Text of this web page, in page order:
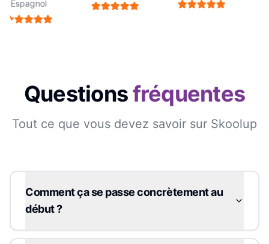
Espagnol
Questionsfréquentes
Tout ce que vous devez savoir sur Skoolup
Comment ça se passe concrètement au
début ?